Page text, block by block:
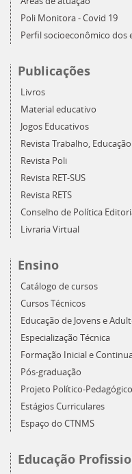
Poli Monitora - Covid 19
Perfil socioeconômico dos
Publicações
Livros
Material educativo
Jogos Educativos
Revista Trabalho,
Revista Poli
Revista RET-SUS
Revista RETS
Conselho de Política
Livraria Virtual
Ensino
Catálogo de cursos
Cursos Técnicos
Educação de Jovens e
Especialização Técnica
Formação Inicial e
Pós-graduação
Projeto Político-Pedagógico
Estágios Curriculares
Espaço do CTNMS
Educação